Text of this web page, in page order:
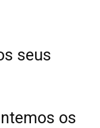
seus
os